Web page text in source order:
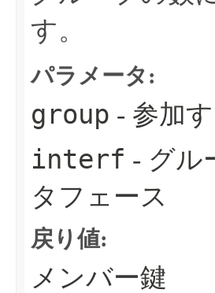
す。
パラメータ:
group - 参加
interf - グル
タフェース
戻り値:
メンバー鍵